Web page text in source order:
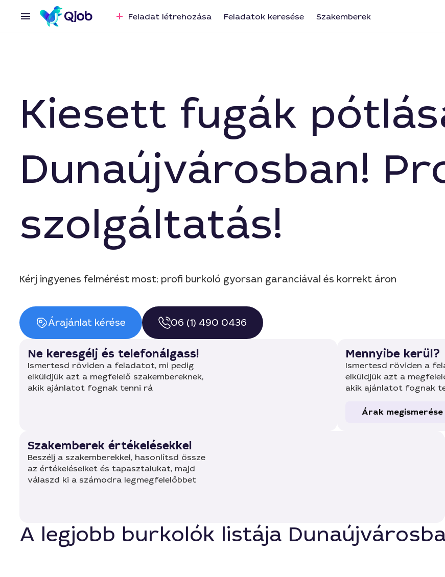
Feladat létrehozása Feladatok keresése Szakemberek
Kiesett fugák
Dunaújvárosban!
szolgáltatás!
Kérj ingyenes felmérést most; profi burkoló gyorsan garanciával és korrekt áron
Árajánlat kérése 06 (1) 490 0436
Ne keresgélj és telefonálgass!
Ismertesd röviden a feladatot, mi pedig
elküldjük azt a megfelelő szakembereknek,
akik ajánlatot fognak tenni rá
Mennyibe kerül?
Ismertesd röviden a
elküldjük azt a
akik ajánlatot fognak
Árak megismerése
Szakemberek értékelésekkel
Beszélj a szakemberekkel, hasonlítsd össze
az értékeléseiket és tapasztalukat, majd
válaszd ki a számodra legmegfelelőbbet
A legjobb burkolók listája